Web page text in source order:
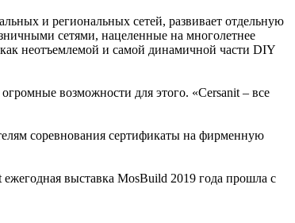
и региональных сетей, развивает отдельную
сетями, нацеленные на многолетнее
неотъемлемой и самой динамичной части DIY
возможности для этого. «Cersanit – все
соревнования сертификаты на фирменную
выставка MosBuild 2019 года прошла с